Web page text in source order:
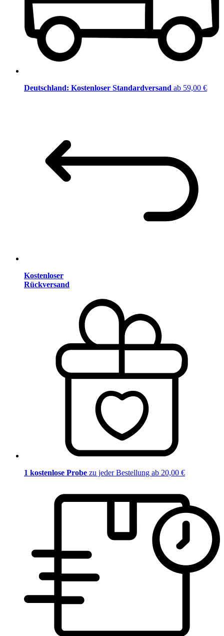
Deutschland: Kostenloser Standardversand ab 59,00 €
Kostenloser
Rückversand
1 kostenlose Probe zu jeder Bestellung ab 20,00 €